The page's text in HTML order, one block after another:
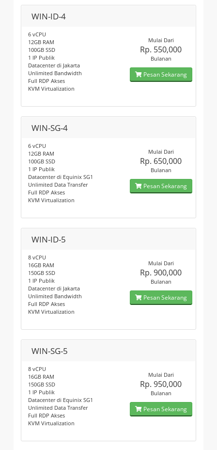
WIN-ID-4
6 vCPU
12GB RAM
100GB SSD
1 IP Publik
Datacenter di Jakarta
Unlimited Bandwidth
Full RDP Akses
KVM Virtualization
Mulai Dari
Rp. 550,000
Bulanan
Pesan Sekarang
WIN-SG-4
6 vCPU
12GB RAM
100GB SSD
1 IP Publik
Datacenter di Equinix SG1
Unlimited Data Transfer
Full RDP Akses
KVM Virtualization
Mulai Dari
Rp. 650,000
Bulanan
Pesan Sekarang
WIN-ID-5
8 vCPU
16GB RAM
150GB SSD
1 IP Publik
Datacenter di Jakarta
Unlimited Bandwidth
Full RDP Akses
KVM Virtualization
Mulai Dari
Rp. 900,000
Bulanan
Pesan Sekarang
WIN-SG-5
8 vCPU
16GB RAM
150GB SSD
1 IP Publik
Datacenter di Equinix SG1
Unlimited Data Transfer
Full RDP Akses
KVM Virtualization
Mulai Dari
Rp. 950,000
Bulanan
Pesan Sekarang